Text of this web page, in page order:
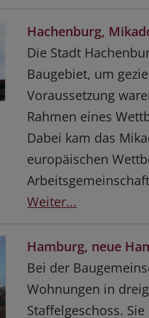
Hachenburg,
Die Stadt
Baugebiet, um
Voraussetzung
Rahmen eines
Dabei kam das
europäischen
Weiter...
Hamburg, neue
Bei der
Wohnungen in
Staffelgeschoss.